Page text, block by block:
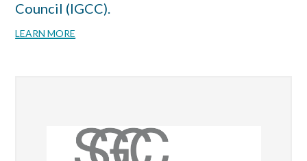
Council (IGCC).
LEARN MORE